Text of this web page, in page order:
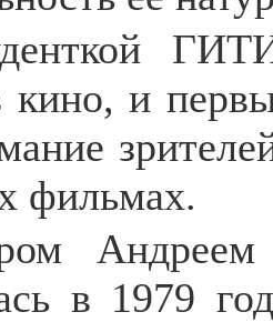
кино, и
фильмах.
Андреем
в 1979